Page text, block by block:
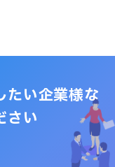
たい企業様な
さい